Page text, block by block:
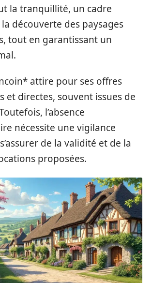
la tranquillité, un cadre
découverte des paysages
tout en garantissant un
attire pour ses offres
et directes, souvent issues de
l’absence
nécessite une vigilance
de la validité et de la
proposées.